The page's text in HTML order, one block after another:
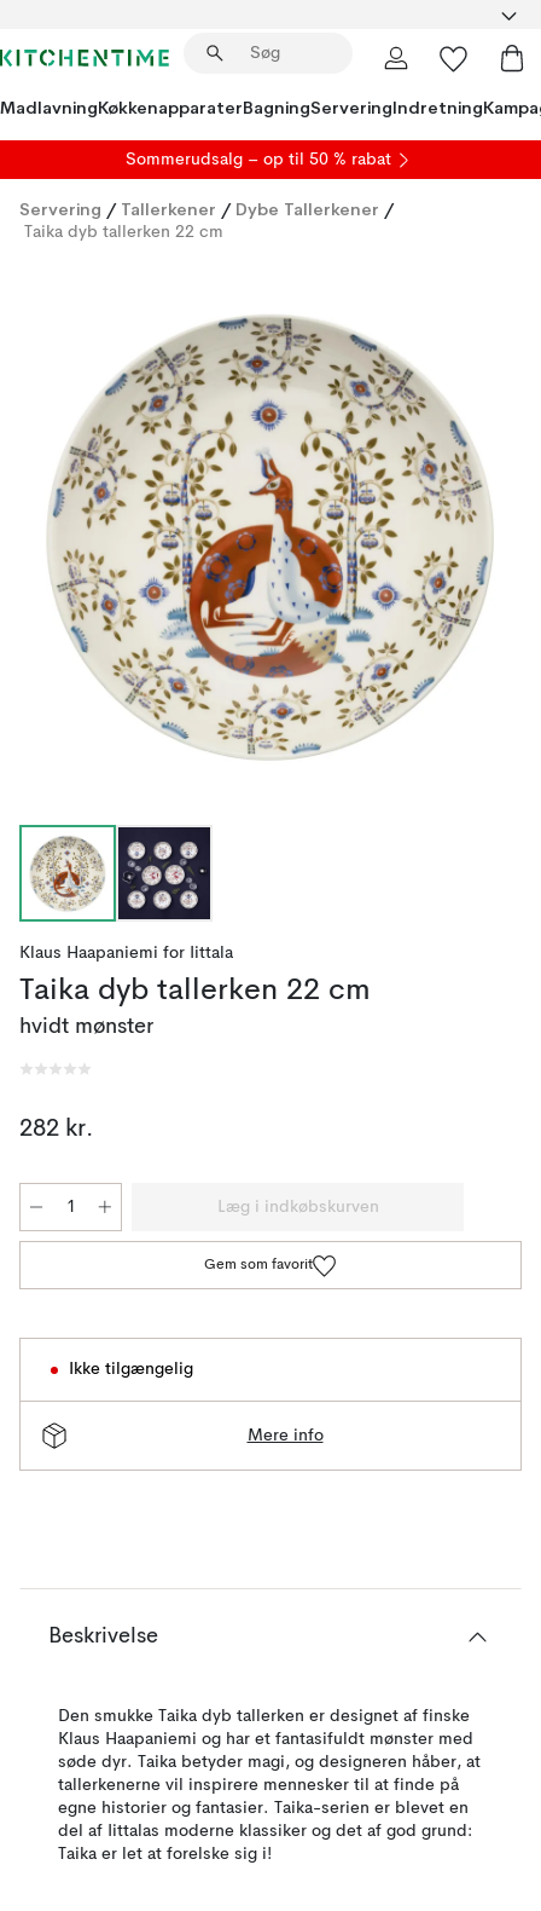
MadlavningKøkkenapparaterBagningServeringIndretning
Sommerudsalg – op til 50 % rabat
Servering / Tallerkener / Dybe Tallerkener /
Taika dyb tallerken 22 cm
Klaus Haapaniemi for Iittala
Taika dyb tallerken 22 cm
hvidt mønster
282 kr.
Læg i indkøbskurven
Gem som favorit
Ikke tilgængelig
Mere info
Beskrivelse
Den smukke Taika dyb tallerken er designet af finske
Klaus Haapaniemi og har et fantasifuldt mønster med
søde dyr. Taika betyder magi, og designeren håber, at
tallerkenerne vil inspirere mennesker til at finde på
egne historier og fantasier. Taika-serien er blevet en
del af Iittalas moderne klassiker og det af god grund:
Taika er let at forelske sig i!